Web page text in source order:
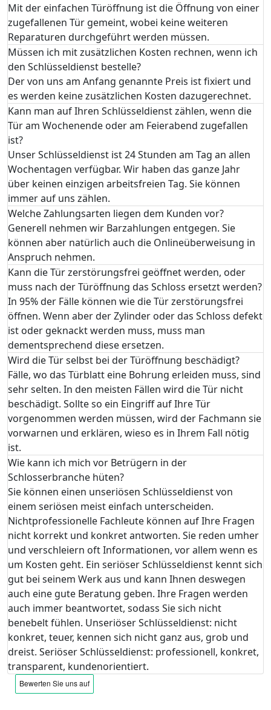
Mit der einfachen Türöffnung ist die Öffnung von einer
zugefallenen Tür gemeint, wobei keine weiteren
Reparaturen durchgeführt werden müssen.
Müssen ich mit zusätzlichen Kosten rechnen, wenn ich
den Schlüsseldienst bestelle?
Der von uns am Anfang genannte Preis ist fixiert und
es werden keine zusätzlichen Kosten dazugerechnet.
Kann man auf Ihren Schlüsseldienst zählen, wenn die
Tür am Wochenende oder am Feierabend zugefallen
ist?
Unser Schlüsseldienst ist 24 Stunden am Tag an allen
Wochentagen verfügbar. Wir haben das ganze Jahr
über keinen einzigen arbeitsfreien Tag. Sie können
immer auf uns zählen.
Welche Zahlungsarten liegen dem Kunden vor?
Generell nehmen wir Barzahlungen entgegen. Sie
können aber natürlich auch die Onlineüberweisung in
Anspruch nehmen.
Kann die Tür zerstörungsfrei geöffnet werden, oder
muss nach der Türöffnung das Schloss ersetzt werden?
In 95% der Fälle können wie die Tür zerstörungsfrei
öffnen. Wenn aber der Zylinder oder das Schloss defekt
ist oder geknackt werden muss, muss man
dementsprechend diese ersetzen.
Wird die Tür selbst bei der Türöffnung beschädigt?
Fälle, wo das Türblatt eine Bohrung erleiden muss, sind
sehr selten. In den meisten Fällen wird die Tür nicht
beschädigt. Sollte so ein Eingriff auf Ihre Tür
vorgenommen werden müssen, wird der Fachmann sie
vorwarnen und erklären, wieso es in Ihrem Fall nötig
ist.
Wie kann ich mich vor Betrügern in der
Schlosserbranche hüten?
Sie können einen unseriösen Schlüsseldienst von
einem seriösen meist einfach unterscheiden.
Nichtprofessionelle Fachleute können auf Ihre Fragen
nicht korrekt und konkret antworten. Sie reden umher
und verschleiern oft Informationen, vor allem wenn es
um Kosten geht. Ein seriöser Schlüsseldienst kennt sich
gut bei seinem Werk aus und kann Ihnen deswegen
auch eine gute Beratung geben. Ihre Fragen werden
auch immer beantwortet, sodass Sie sich nicht
benebelt fühlen. Unseriöser Schlüsseldienst: nicht
konkret, teuer, kennen sich nicht ganz aus, grob und
dreist. Seriöser Schlüsseldienst: professionell, konkret,
transparent, kundenorientiert.